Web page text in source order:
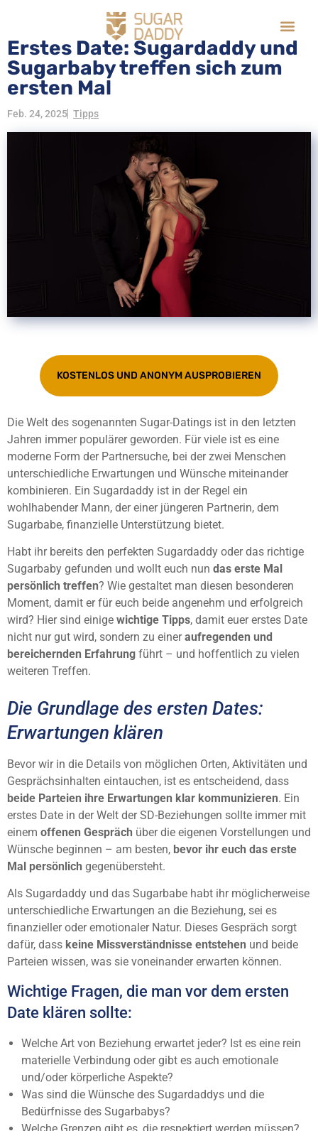
Erstes Date: Sugardaddy und
Sugarbaby treffen sich zum
ersten Mal
Feb. 24, 2025 Tipps
KOSTENLOS UND ANONYM AUSPROBIEREN
Die Welt des sogenannten Sugar-Datings ist in den letzten
Jahren immer populärer geworden. Für viele ist es eine
moderne Form der Partnersuche, bei der zwei Menschen
unterschiedliche Erwartungen und Wünsche miteinander
kombinieren. Ein Sugardaddy ist in der Regel ein
wohlhabender Mann, der einer jüngeren Partnerin, dem
Sugarbabe, finanzielle Unterstützung bietet.
Habt ihr bereits den perfekten Sugardaddy oder das richtige
Sugarbaby gefunden und wollt euch nun das erste Mal
persönlich treffen? Wie gestaltet man diesen besonderen
Moment, damit er für euch beide angenehm und erfolgreich
wird? Hier sind einige wichtige Tipps, damit euer erstes Date
nicht nur gut wird, sondern zu eineraufregenden und
bereichernden Erfahrung führt – und hoffentlich zu vielen
weiteren Treffen.
Die Grundlage des ersten Dates:
Erwartungen klären
Bevor wir in die Details von möglichen Orten, Aktivitäten und
Gesprächsinhalten eintauchen, ist es entscheidend, dass
beide Parteien ihre Erwartungen klar kommunizieren. Ein
erstes Date in der Welt der SD-Beziehungen sollte immer mit
einem offenen Gespräch über die eigenen Vorstellungen und
Wünsche beginnen – am besten, bevor ihr euch das erste
Mal persönlich gegenübersteht.
Als Sugardaddy und das Sugarbabe habt ihr möglicherweise
unterschiedliche Erwartungen an die Beziehung, sei es
finanzieller oder emotionaler Natur. Dieses Gespräch sorgt
dafür, dass keine Missverständnisse entstehen und beide
Parteien wissen, was sie voneinander erwarten können.
Wichtige Fragen, die man vor dem ersten
Date klären sollte:
Welche Art von Beziehung erwartet jeder? Ist es eine rein
materielle Verbindung oder gibt es auch emotionale
und/oder körperliche Aspekte?
Was sind die Wünsche des Sugardaddys und die
Bedürfnisse des Sugarbabys?
Welche Grenzen gibt es, die respektiert werden müssen?